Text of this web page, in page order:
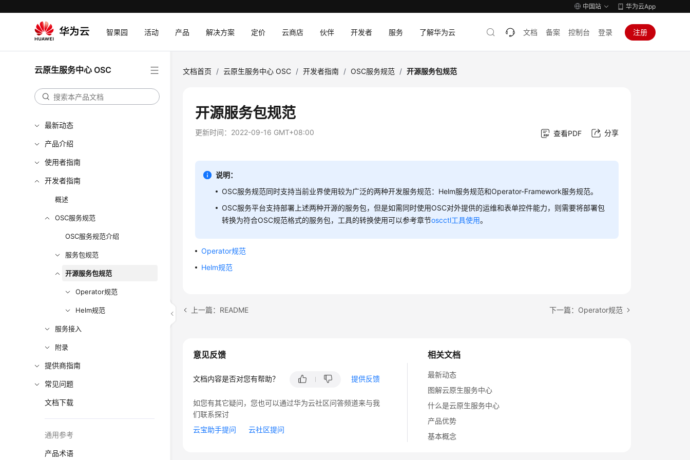
中国站 华为云App
智果园 活动 产品 解决方案 定价 云商店 伙伴 开发者 服务 了解华为云 文档 备案 控制台 登录 注册
云原生服务中心 OSC
最新动态
产品介绍
使用者指南
开发者指南
概述
OSC服务规范
OSC服务规范介绍
服务包规范
开源服务包规范
Operator规范
Helm规范
服务接入
附录
提供商指南
常见问题
文档下载
通用参考
产品术语
文档首页 / 云原生服务中心 OSC / 开发者指南 / OSC服务规范 / 开源服务包规范
开源服务包规范
更新时间： 2022-09-16 GMT+08:00 查看PDF 分享
说明：
OSC服务规范同时支持当前业界使用较为广泛的两种开发服务规范：Helm服务规范和Operator-Framework服务规范。
OSC服务平台支持部署上述两种开源的服务包，但是如需同时使用OSC对外提供的运维和表单控件能力，则需要将部署包
转换为符合OSC规范格式的服务包，工具的转换使用可以参考章节oscctl工具使用。
Operator规范
Helm规范
上一篇：README 下一篇：Operator规范
相关文档
最新动态
图解云原生服务中心
什么是云原生服务中心
产品优势
基本概念
意见反馈
文档内容是否对您有帮助？ 提供反馈
如您有其它疑问，您也可以通过华为云社区问答频道来与我
们联系探讨
云宝助手提问
云社区提问